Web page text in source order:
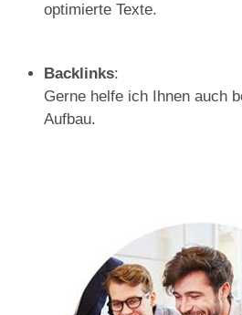
optimierte Texte.
Backlinks:
Gerne helfe ich Ihnen auch
Aufbau.